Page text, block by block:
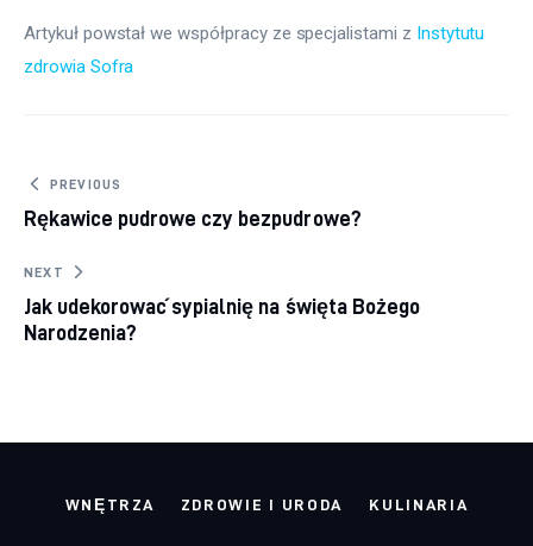
Artykuł powstał we współpracy ze specjalistami z Instytutu
zdrowia Sofra
Nawigacja wpisu
PREVIOUS
Rękawice pudrowe czy bezpudrowe?
NEXT
Jak udekorować sypialnię na święta Bożego
Narodzenia?
WNĘTRZA ZDROWIE I URODA KULINARIA